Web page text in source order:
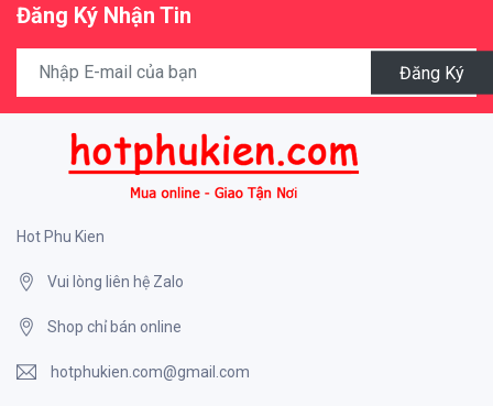
Đăng Ký Nhận Tin
Đăng Ký
Hot Phu Kien
Vui lòng liên hệ Zalo
Shop chỉ bán online
hotphukien.com@gmail.com